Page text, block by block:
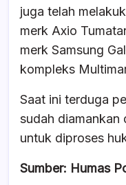
juga telah
merk Axio
merk Samsung
kompleks
Saat ini terduga
sudah diamankan
untuk diproses
Sumber: Humas